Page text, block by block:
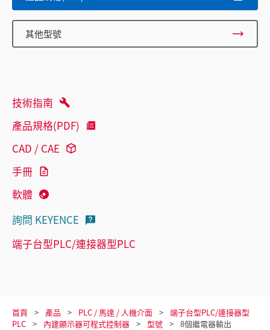
其他型號
技術指南
產品規格(PDF)
CAD / CAE
手冊
軟體
詢問 KEYENCE
端子台型PLC/連接器型PLC
首頁 產品 PLC / 馬達 / 人機介面
端子台型PLC/連接器型
PLC
內建顯示器可程式控制器 型號 8個繼電器輸出